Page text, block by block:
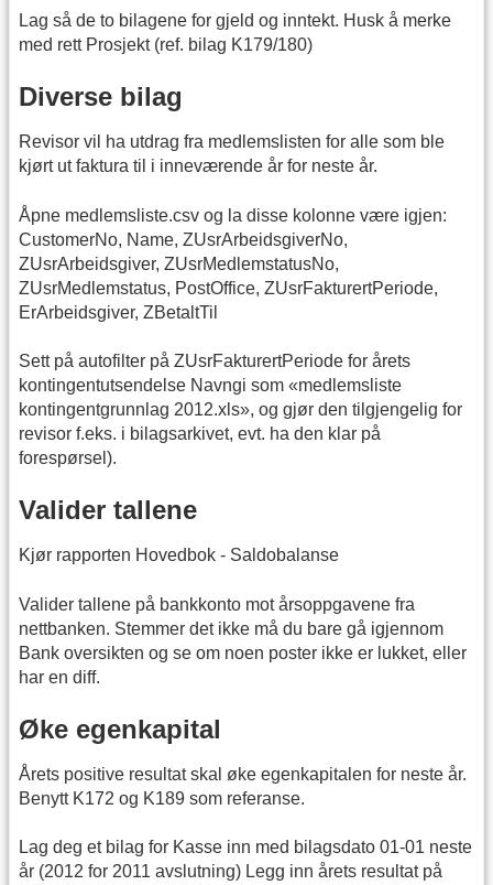
Lag så de to bilagene for gjeld og inntekt. Husk å merke
med rett Prosjekt (ref. bilag K179/180)
Diverse bilag
Revisor vil ha utdrag fra medlemslisten for alle som ble
kjørt ut faktura til i inneværende år for neste år.
Åpne medlemsliste.csv og la disse kolonne være igjen:
CustomerNo, Name, ZUsrArbeidsgiverNo,
ZUsrArbeidsgiver, ZUsrMedlemstatusNo,
ZUsrMedlemstatus, PostOffice, ZUsrFakturertPeriode,
ErArbeidsgiver, ZBetaltTil
Sett på autofilter på ZUsrFakturertPeriode for årets
kontingentutsendelse Navngi som «medlemsliste
kontingentgrunnlag 2012.xls», og gjør den tilgjengelig for
revisor f.eks. i bilagsarkivet, evt. ha den klar på
forespørsel).
Valider tallene
Kjør rapporten Hovedbok - Saldobalanse
Valider tallene på bankkonto mot årsoppgavene fra
nettbanken. Stemmer det ikke må du bare gå igjennom
Bank oversikten og se om noen poster ikke er lukket, eller
har en diff.
Øke egenkapital
Årets positive resultat skal øke egenkapitalen for neste år.
Benytt K172 og K189 som referanse.
Lag deg et bilag for Kasse inn med bilagsdato 01-01 neste
år (2012 for 2011 avslutning) Legg inn årets resultat på